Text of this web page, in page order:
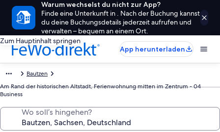
Warum wechselst du nicht zur App?
Finde eine Unterkunft in . Nach der Buchung kannst
du deine Buchungsdetails jederzeit aufrufen und
verwalten – bequem an einem Ort.
Zum Hauptinhalt springen
App herunterladen
Bautzen
Am Rand der historischen Altstadt, Ferienwohnung mitten im Zentrum - 04
Business
Wo soll’s hingehen?